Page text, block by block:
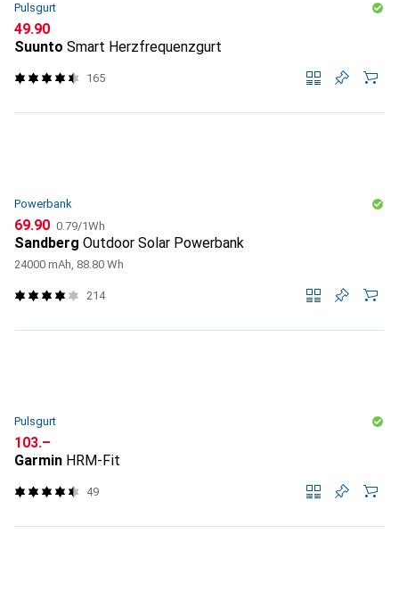
Pulsgurt
CHF
49.90
Suunto Smart Herzfrequenzgurt
165
Powerbank
CHF
69.90 CHF
0.79/1Wh
Sandberg Outdoor Solar Powerbank
24000 mAh, 88.80 Wh
214
Pulsgurt
CHF
103.–
Garmin HRM-Fit
49